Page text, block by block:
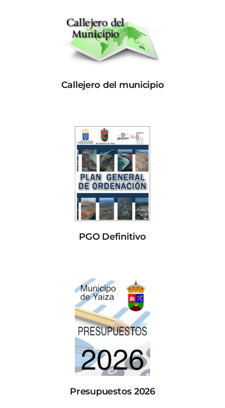
Callejero del municipio
PGO Definitivo
Presupuestos 2026